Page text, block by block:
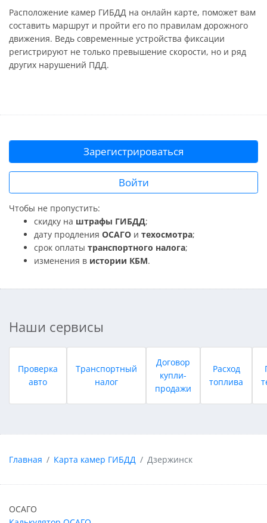
Расположение камер ГИБДД на онлайн карте, поможет вам
составить маршрут и пройти его по правилам дорожного
движения. Ведь современные устройства фиксации
регистрируют не только превышение скорости, но и ряд
других нарушений ПДД.
Зарегистрироваться
Войти
Чтобы не пропустить:
скидку на штрафы ГИБДД;
дату продления ОСАГО и техосмотра;
срок оплаты транспортного налога;
изменения в истории КБМ.
Наши сервисы
Проверка
авто
Транспортный
налог
Договор
купли-
продажи
Расход
топлива
Главная Карта камер ГИБДД Дзержинск
ОСАГО